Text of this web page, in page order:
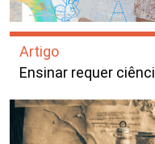
Artigo
Ensinar requer